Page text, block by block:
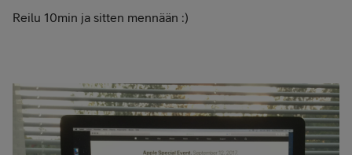
Reilu 10min ja sitten mennään :)